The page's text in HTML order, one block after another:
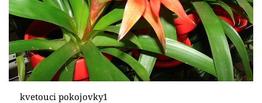
kvetouci pokojovky1